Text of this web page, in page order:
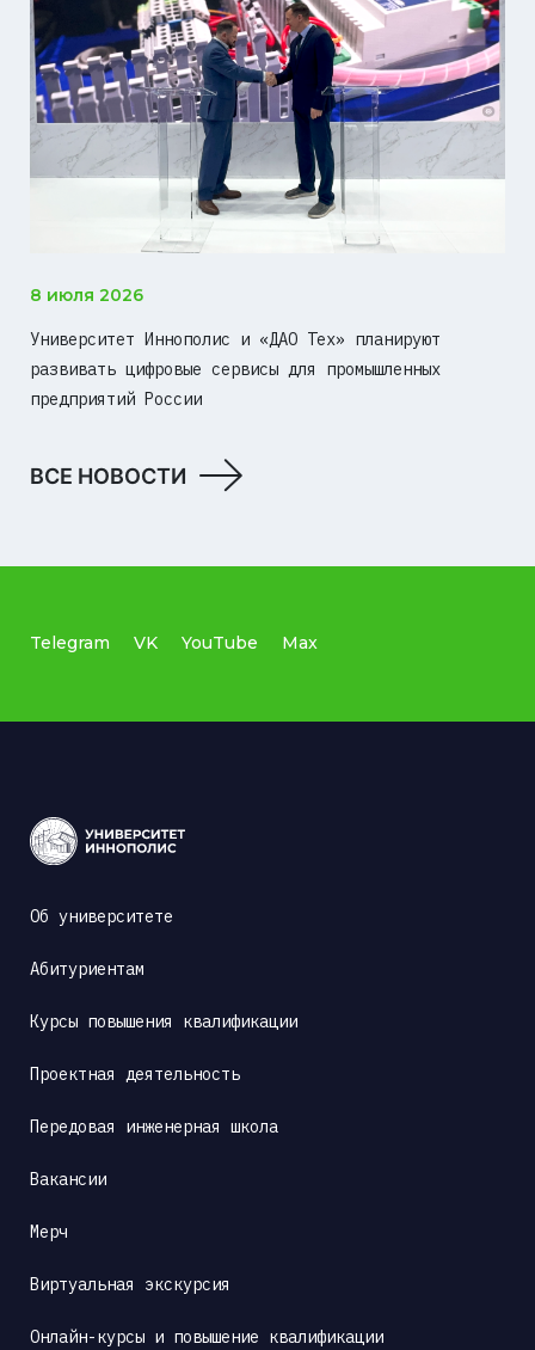
8 июля 2026
Университет Иннополис и «ДАО Тех» планируют
развивать цифровые сервисы для промышленных
предприятий России
ВСЕ НОВОСТИ
Telegram VK YouTube Max
Об университете
Абитуриентам
Курсы повышения квалификации
Проектная деятельность
Передовая инженерная школа
Вакансии
Мерч
Виртуальная экскурсия
Онлайн-курсы и повышение квалификации